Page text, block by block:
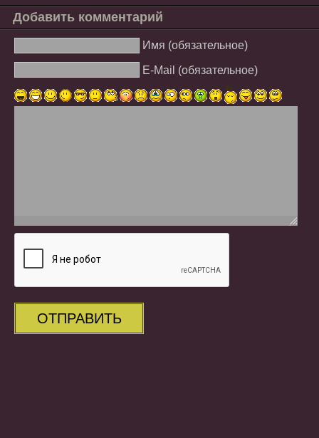
Добавить комментарий
Имя (обязательное)
E-Mail (обязательное)
ОТПРАВИТЬ